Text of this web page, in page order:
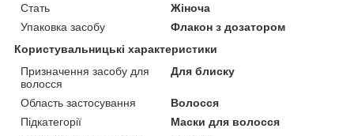
Стать
Жіноча
Упаковка засобу
Флакон з дозатором
Користувальницькі характеристики
Призначення засобу для
волосся
Для блиску
Область застосування
Волосся
Підкатегорії
Маски для волосся